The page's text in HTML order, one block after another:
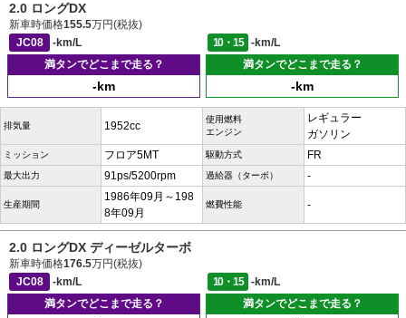
2.0 ロングDX
新車時価格155.5万円(税抜)
JC08
-km/L 10・15
-km/L
満タンでどこまで走る？
-km
満タンでどこまで走る？
-km
排気量 1952cc
使用燃料
エンジン
レギュラー
ガソリン
ミッション フロア5MT 駆動方式 FR
最大出力 91ps/5200rpm 過給器（ターボ） -
生産期間
1986年09月～198
8年09月
燃費性能 -
2.0 ロングDX ディーゼルターボ
新車時価格176.5万円(税抜)
JC08
-km/L 10・15
-km/L
満タンでどこまで走る？
満タンでどこまで走る？